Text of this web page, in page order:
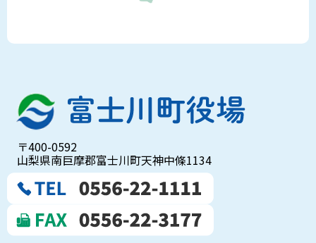
〒400-0592
山梨県南巨摩郡富士川町天神中條1134